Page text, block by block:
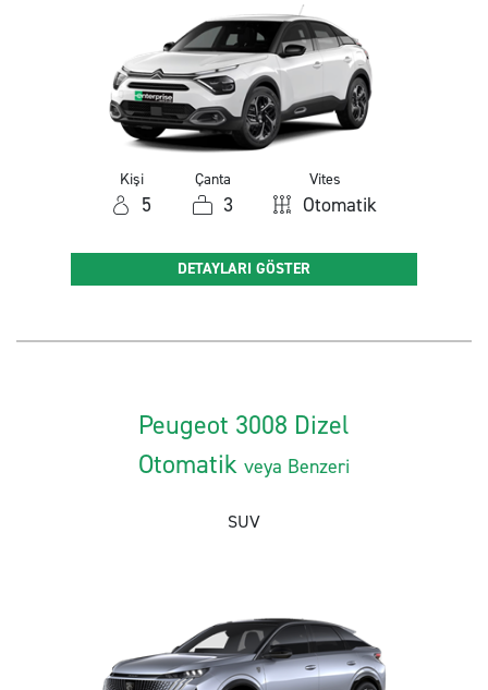
Kişi
5
Çanta
3
Vites
Otomatik
DETAYLARI GÖSTER
Peugeot 3008 Dizel
Otomatik veya Benzeri
SUV